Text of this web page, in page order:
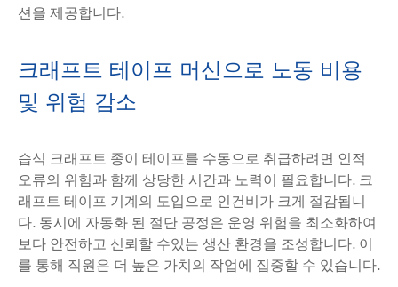
션을 제공합니다.
크래프트 테이프 머신으로 노동 비용
및 위험 감소
습식 크래프트 종이 테이프를 수동으로 취급하려면 인적
오류의 위험과 함께 상당한 시간과 노력이 필요합니다. 크
래프트 테이프 기계의 도입으로 인건비가 크게 절감됩니
다. 동시에 자동화 된 절단 공정은 운영 위험을 최소화하여
보다 안전하고 신뢰할 수있는 생산 환경을 조성합니다. 이
를 통해 직원은 더 높은 가치의 작업에 집중할 수 있습니다.